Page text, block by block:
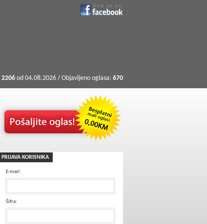
2206 od 04.08.2026 / Objavljeno oglasa: 670
PRIJAVA KORISNIKA
E-mail:
Šifra: